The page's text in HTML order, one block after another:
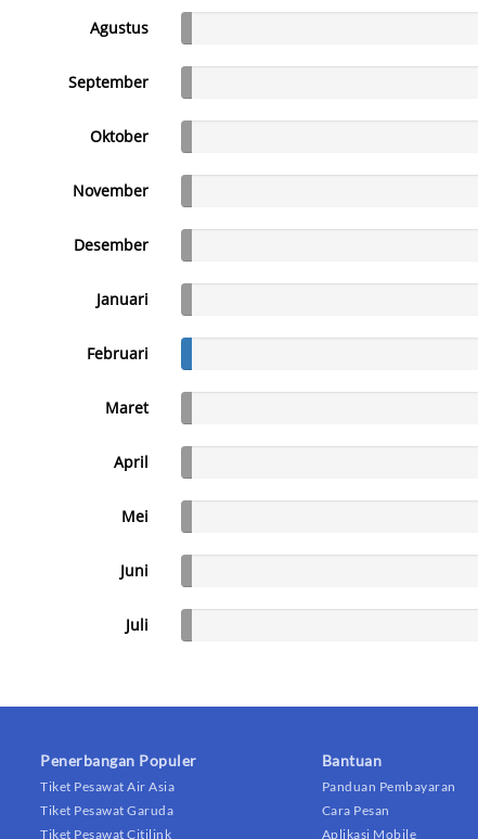
Agustus
September
Oktober
November
Desember
Januari
Februari
Maret
April
Mei
Juni
Juli
Penerbangan Populer
Tiket Pesawat Air Asia
Tiket Pesawat Garuda
Tiket Pesawat Citilink
Bantuan
Panduan Pembayaran
Cara Pesan
Aplikasi Mobile